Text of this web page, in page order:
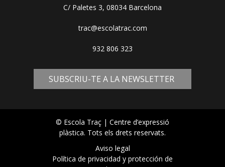
C/ Paletes 3, 08034 Barcelona
trac@escolatrac.com
932 806 323
SUBSCRIU-TE A LA NEWSLETTER
© Escola Traç | Centre d’expressió
plàstica. Tots els drets reservats.
Aviso legal
Política de privacidad y protección de